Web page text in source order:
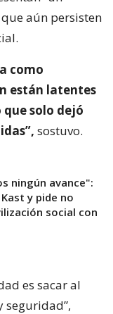
aún persisten
como
están latentes
que solo dejó
sostuvo.
ningún avance":
y pide no
social con
es sacar al
seguridad”,